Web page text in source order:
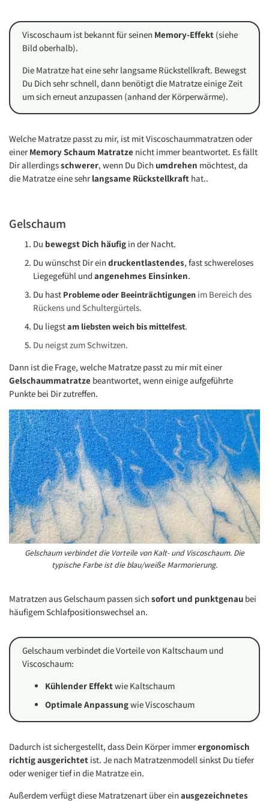
Viscoschaum ist bekannt für seinen Memory-Effekt (siehe
Bild oberhalb).
Die Matratze hat eine sehr langsame Rückstellkraft. Bewegst
Du Dich sehr schnell, dann benötigt die Matratze einige Zeit
um sich erneut anzupassen (anhand der Körperwärme).
Welche Matratze passt zu mir, ist mit Viscoschaummatratzen oder
einer Memory Schaum Matratze nicht immer beantwortet. Es fällt
Dir allerdingsschwerer, wenn Du Dich umdrehen möchtest, da
die Matratze eine sehr langsame Rückstellkraft hat..
Gelschaum
Du bewegst Dich häufig in der Nacht.
Du wünschst Dir eindruckentlastendes, fast schwereloses
Liegegefühl undangenehmes Einsinken.
Du hast Probleme oder Beeinträchtigungen im Bereich des
Rückens und Schultergürtels.
Du liegstam liebsten weich bis mittelfest.
Du neigst zum Schwitzen.
Dann ist die Frage, welche Matratze passt zu mir mit einer
Gelschaummatratze beantwortet, wenn einige aufgeführte
Punkte bei Dir zutreffen.
Gelschaum verbindet die Vorteile von Kalt- und Viscoschaum. Die
typische Farbe ist die blau/weiße Marmorierung.
Matratzen aus Gelschaum passen sich sofort und punktgenau bei
häufigem Schlafpositionswechsel an.
Gelschaum verbindet die Vorteile von Kaltschaum und
Viscoschaum:
Kühlender Effektwie Kaltschaum
Optimale Anpassungwie Viscoschaum
Dadurch ist sichergestellt, dass Dein Körper immerergonomisch
richtig ausgerichtet ist. Je nach Matratzenmodell sinkst Du tiefer
oder weniger tief in die Matratze ein.
Außerdem verfügt diese Matratzenart über ein ausgezeichnetes